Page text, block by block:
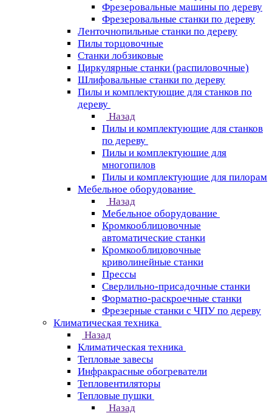
Фрезеровальные машины по дереву
Фрезеровальные станки по дереву
Ленточнопильные станки по дереву
Пилы торцовочные
Станки лобзиковые
Циркулярные станки (распиловочные)
Шлифовальные станки по дереву
Пилы и комплектующие для станков по
дереву
Назад
Пилы и комплектующие для станков
по дереву
Пилы и комплектующие для
многопилов
Пилы и комплектующие для пилорам
Мебельное оборудование
Назад
Мебельное оборудование
Кромкооблицовочные
автоматические станки
Кромкооблицовочные
криволинейные станки
Прессы
Сверлильно-присадочные станки
Форматно-раскроечные станки
Фрезерные станки с ЧПУ по дереву
Климатическая техника
Назад
Климатическая техника
Тепловые завесы
Инфракрасные обогреватели
Тепловентиляторы
Тепловые пушки
Назад